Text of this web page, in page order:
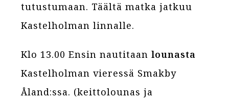
tutustumaan. Täältä matka jatkuu
Kastelholman linnalle.
Klo 13.00 Ensin nautitaanlounasta
Kastelholman vieressä Smakby
Åland:ssa. (keittolounas ja